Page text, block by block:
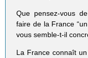
Que pensez-vous
faire de la France
vous semble-t-il
La France connaît